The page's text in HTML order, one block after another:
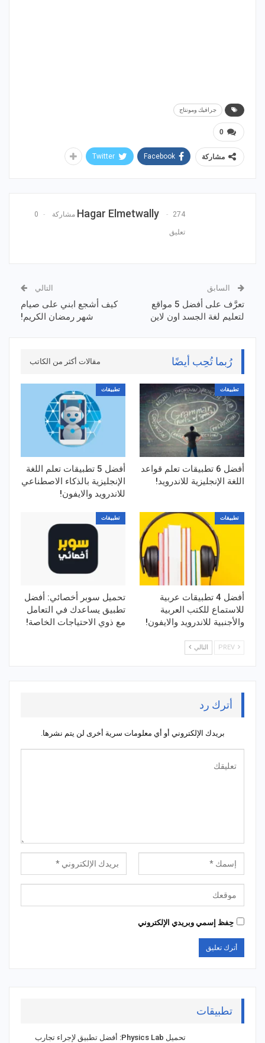
جرافيك ومونتاج
0
مشاركة Facebook
Twitter
Hagar Elmetwally 274 مشاركة 0
تعليق
السابق
تعرَّف على أفضل 5 مواقع
لتعليم لغة الجسد اون لاين
التالي
كيف أشجع ابني على صيام
شهر رمضان الكريم!
رُبما تُحِب أيضًا مقالات أكثر من الكاتب
تطبيقات
أفضل 6 تطبيقات تعلم قواعد
اللغة الإنجليزية للاندرويد!
تطبيقات
أفضل 5 تطبيقات تعلم اللغة
الإنجليزية بالذكاء الاصطناعي
للاندرويد والايفون!
تطبيقات
أفضل 4 تطبيقات عربية
للاستماع للكتب العربية
والأجنبية للاندرويد والايفون!
تطبيقات
تحميل سوبر أخصائي: أفضل
تطبيق يساعدك في التعامل
مع ذوي الاحتياجات الخاصة!
التالي
أترك رد
بريدك الإلكتروني أو أي معلومات سرية أخرى لن يتم نشرها.
حِفظ إسمي وبريدي الإلكتروني
تطبيقات
تحميل Physics Lab: أفضل تطبيق لإجراء تجارب